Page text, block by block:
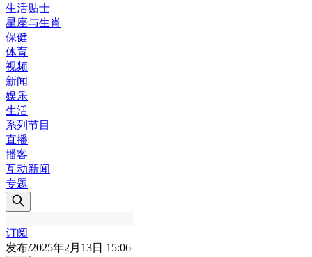
生活贴士
星座与生肖
保健
体育
视频
新闻
娱乐
生活
系列节目
直播
播客
互动新闻
专题
订阅
发布/2025年2月13日 15:06